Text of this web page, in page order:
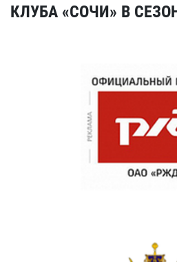
КЛУБА «СОЧИ» В